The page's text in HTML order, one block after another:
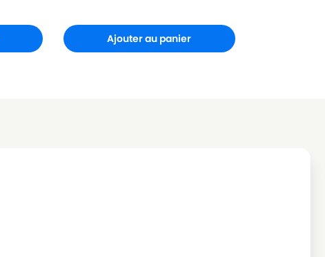
Ajouter au panier